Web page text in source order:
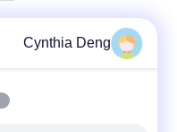
Cynthia Deng